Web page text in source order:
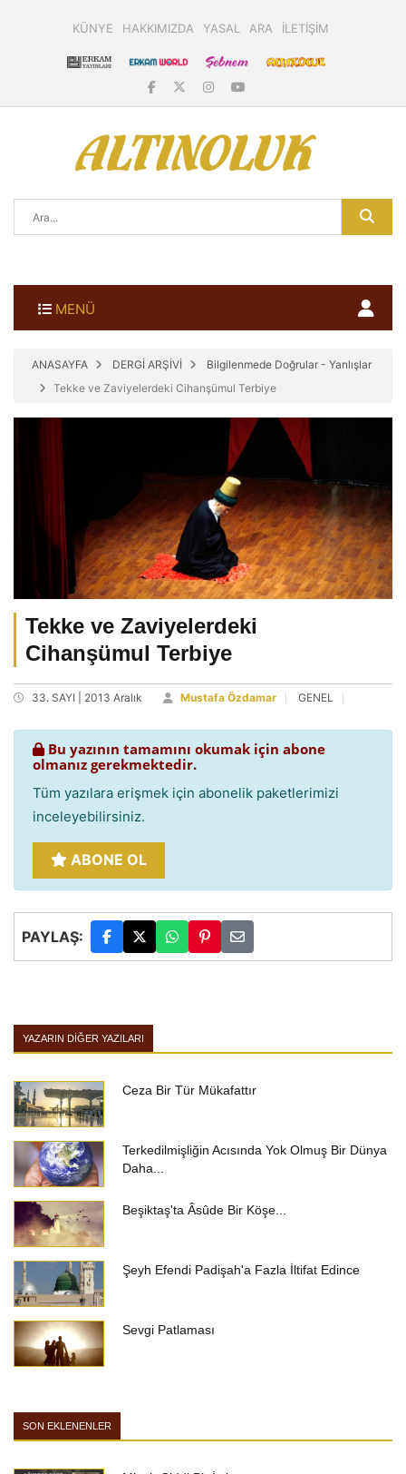
KÜNYE HAKKIMIZDA YASAL ARA İLETİŞİM
MENÜ
ANASAYFA DERGİ ARŞİVİ
Bilgilenmede Doğrular - Yanlışlar
Tekke ve Zaviyelerdeki Cihanşümul Terbiye
Tekke ve Zaviyelerdeki
Cihanşümul Terbiye
33. SAYI | 2013 Aralık Mustafa Özdamar GENEL
Bu yazının tamamını okumak için abone
olmanız gerekmektedir.
Tüm yazılara erişmek için abonelik paketlerimizi
inceleyebilirsiniz.
ABONE OL
PAYLAŞ:
YAZARIN DIĞER YAZILARI
Ceza Bir Tür Mükafattır
Terkedilmişliğin Acısında Yok Olmuş Bir Dünya
Daha...
Beşiktaş'ta Âsûde Bir Köşe...
Şeyh Efendi Padişah'a Fazla İltifat Edince
Sevgi Patlaması
SON EKLENENLER